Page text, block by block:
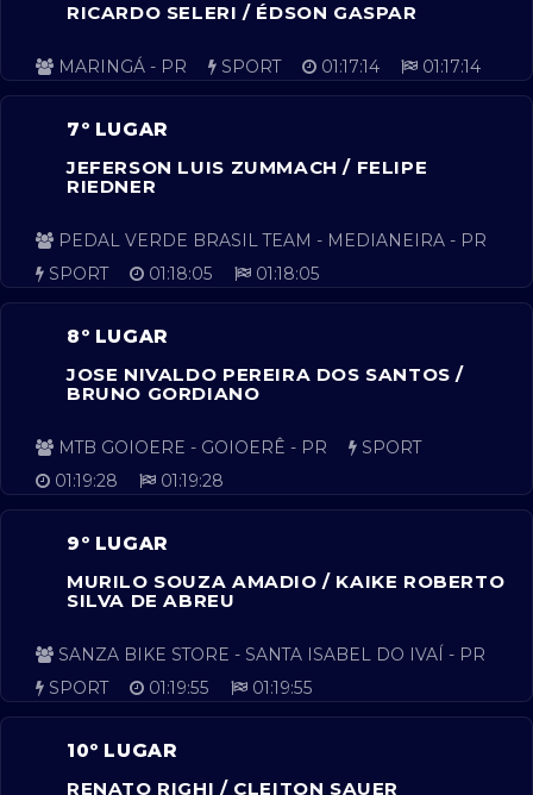
RICARDO SELERI / ÉDSON GASPAR
MARINGÁ - PR SPORT 01:17:14 01:17:14
7º LUGAR
JEFERSON LUIS ZUMMACH / FELIPE
RIEDNER
PEDAL VERDE BRASIL TEAM - MEDIANEIRA - PR
SPORT
01:18:05 01:18:05
8º LUGAR
JOSE NIVALDO PEREIRA DOS SANTOS /
BRUNO GORDIANO
MTB GOIOERE - GOIOERÊ - PR
SPORT
01:19:28
01:19:28
9º LUGAR
MURILO SOUZA AMADIO / KAIKE ROBERTO
SILVA DE ABREU
SANZA BIKE STORE - SANTA ISABEL DO IVAÍ - PR
SPORT
01:19:55 01:19:55
10º LUGAR
RENATO RIGHI / CLEITON SAUER